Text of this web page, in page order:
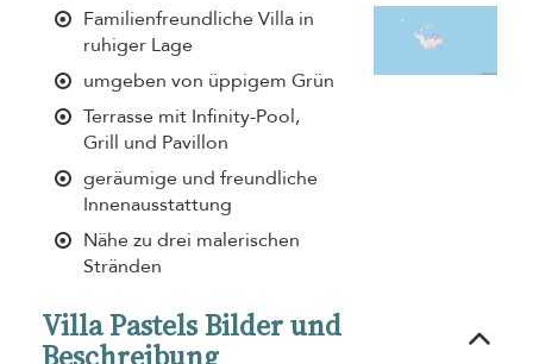
Familienfreundliche Villa in
ruhiger Lage
umgeben von üppigem Grün
Terrasse mit Infinity-Pool,
Grill und Pavillon
geräumige und freundliche
Innenausstattung
Nähe zu drei malerischen
Stränden
Villa Pastels Bilder und
Beschreibung